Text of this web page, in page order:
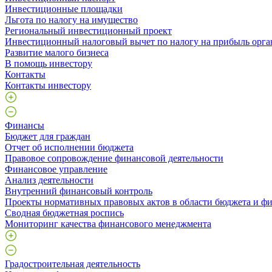
Инвестиционные площадки
Льгота по налогу на имущество
Региональный инвестиционный проект
Инвестиционный налоговый вычет по налогу на прибыль
Развитие малого бизнеса
В помощь инвестору
Контакты
Контакты инвестору
Финансы
Бюджет для граждан
Отчет об исполнении бюджета
Правовое сопровождение финансовой деятельности
Финансовое управление
Анализ деятельности
Внутренний финансовый контроль
Проекты нормативных правовых актов в области бюджета и
Сводная бюджетная роспись
Мониторинг качества финансового менеджмента
Градостроительная деятельность